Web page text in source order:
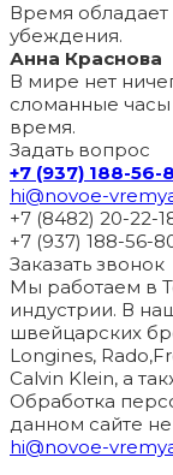
Время
убеждения.
Анна Краснова
В мире нет
сломанные
время.
Задать вопрос
+7 (937) 188-56-
hi@novoe-
+7 (8482) 20-22-
+7 (937) 188-56-
Заказать звонок
Мы работаем в
индустрии. В
швейцарских
Longines,
Calvin Klein, а
Обработка
данном сайте
hi@novoe-